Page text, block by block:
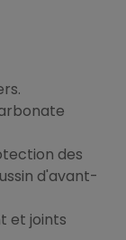
des
d'avant-
et joints